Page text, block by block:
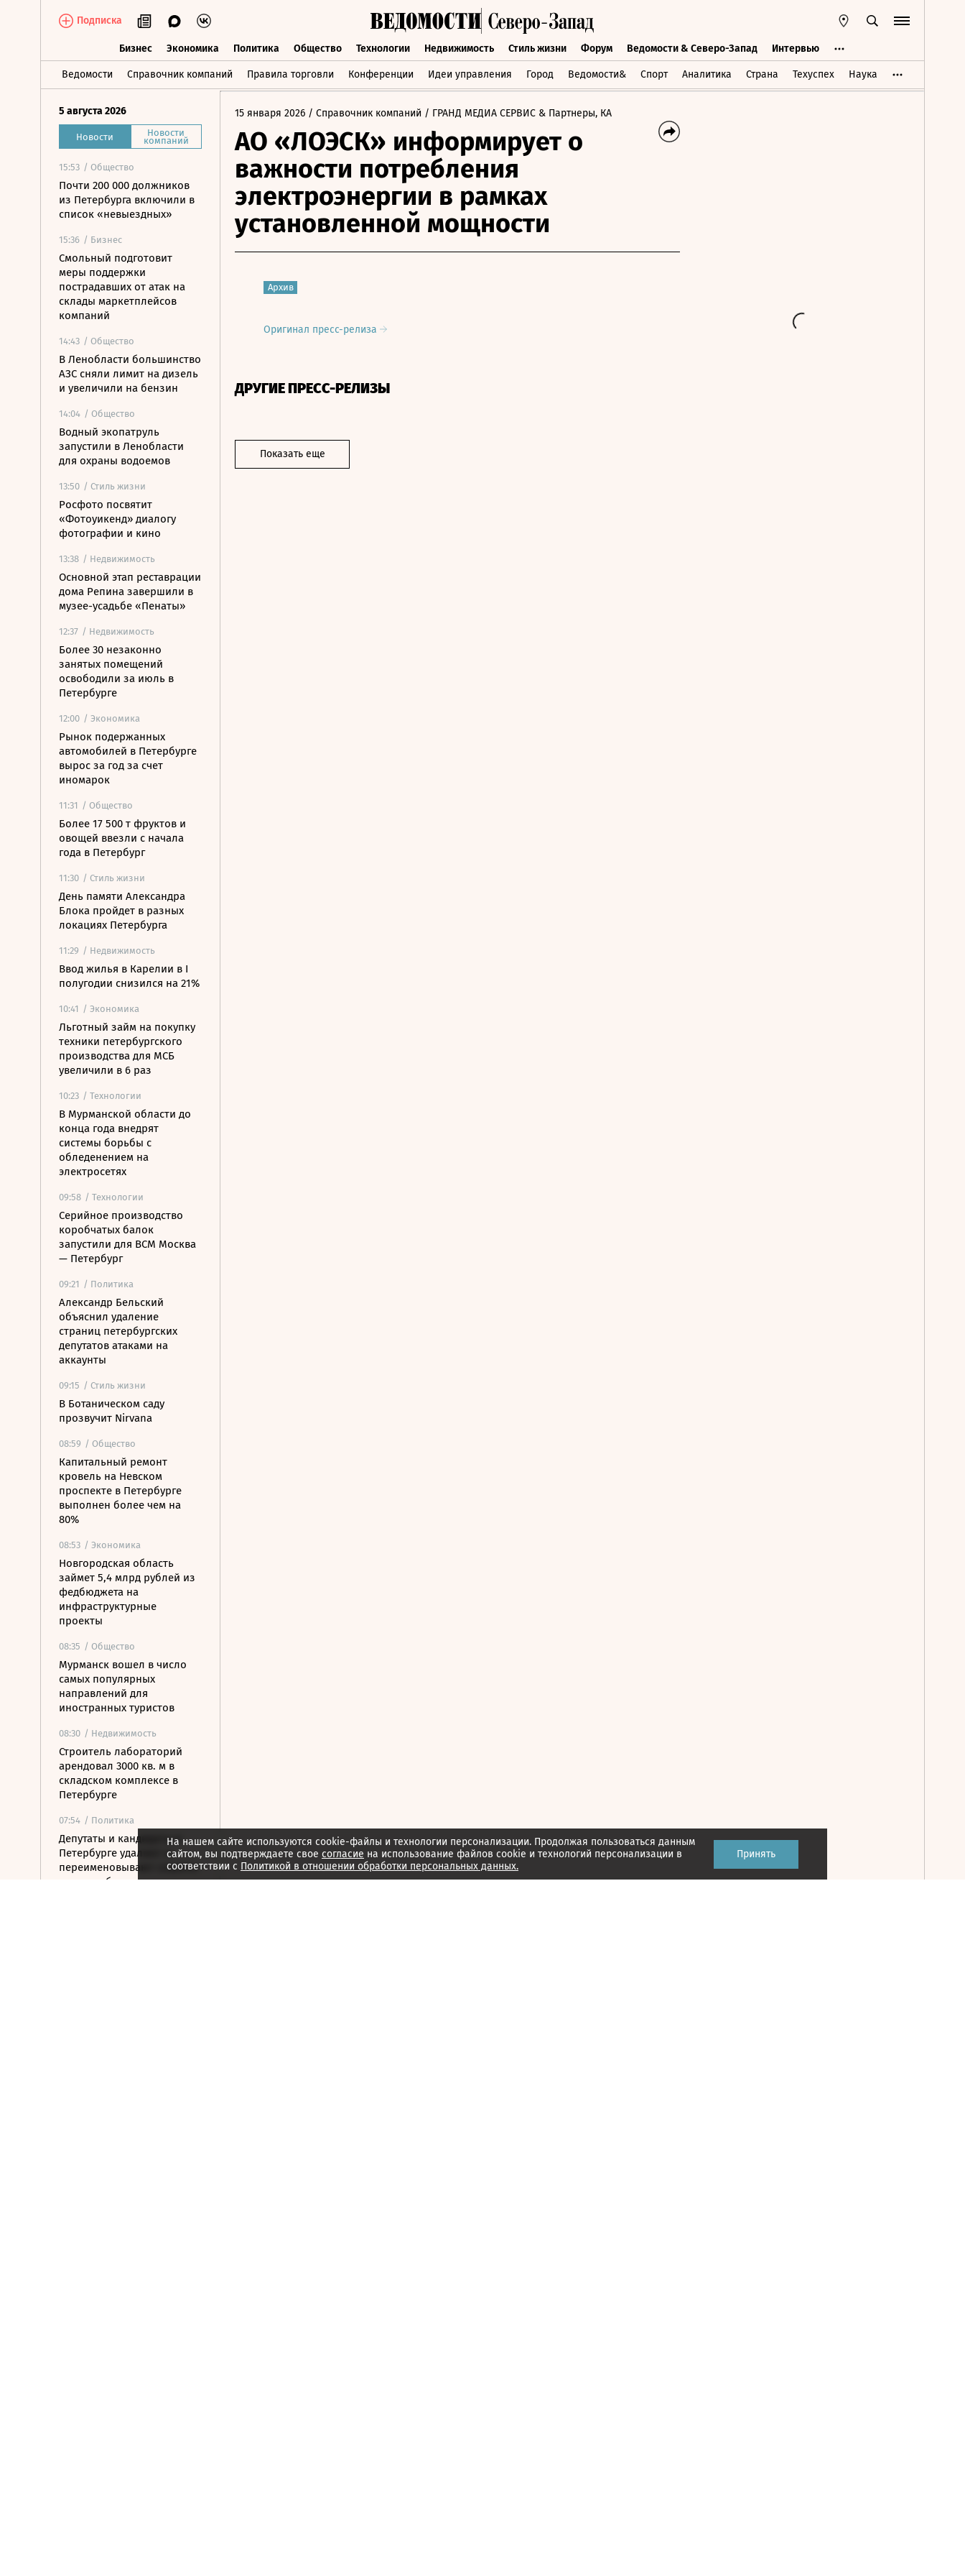
Подписка
Бизнес Экономика Политика Общество Технологии Недвижимость Стиль жизни Форум Ведомости & Северо-Запад Интервью
Ведомости Справочник компаний Правила торговли Конференции Идеи управления Город Ведомости& Спорт Аналитика Страна Техуспех Наука
Бизнес Экономика Политика Общество Технологии Недвижимость Стиль жизни Форум Ведомости & Северо-Запад Интервью
5 августа 2026
Новости Новости
компаний
15:53 / Общество
Почти 200 000 должников
из Петербурга включили в
список «невыездных»
15:36 / Бизнес
Смольный подготовит
меры поддержки
пострадавших от атак на
склады маркетплейсов
компаний
14:43 / Общество
В Ленобласти большинство
АЗС сняли лимит на дизель
и увеличили на бензин
14:04 / Общество
Водный экопатруль
запустили в Ленобласти
для охраны водоемов
13:50 / Стиль жизни
Росфото посвятит
«Фотоуикенд» диалогу
фотографии и кино
13:38 / Недвижимость
Основной этап реставрации
дома Репина завершили в
музее-усадьбе «Пенаты»
12:37 / Недвижимость
Более 30 незаконно
занятых помещений
освободили за июль в
Петербурге
12:00 / Экономика
Рынок подержанных
автомобилей в Петербурге
вырос за год за счет
иномарок
11:31 / Общество
Более 17 500 т фруктов и
овощей ввезли с начала
года в Петербург
11:30 / Стиль жизни
День памяти Александра
Блока пройдет в разных
локациях Петербурга
11:29 / Недвижимость
Ввод жилья в Карелии в I
полугодии снизился на 21%
10:41 / Экономика
Льготный займ на покупку
техники петербургского
производства для МСБ
увеличили в 6 раз
10:23 / Технологии
В Мурманской области до
конца года внедрят
системы борьбы с
обледенением на
электросетях
09:58 / Технологии
Серийное производство
коробчатых балок
запустили для ВСМ Москва
— Петербург
09:21 / Политика
Александр Бельский
объяснил удаление
страниц петербургских
депутатов атаками на
аккаунты
09:15 / Стиль жизни
В Ботаническом саду
прозвучит Nirvana
08:59 / Общество
Капитальный ремонт
кровель на Невском
проспекте в Петербурге
выполнен более чем на
80%
08:53 / Экономика
Новгородская область
займет 5,4 млрд рублей из
федбюджета на
инфраструктурные
проекты
08:35 / Общество
Мурманск вошел в число
самых популярных
направлений для
иностранных туристов
08:30 / Недвижимость
Строитель лабораторий
арендовал 3000 кв. м в
складском комплексе в
Петербурге
07:54 / Политика
Депутаты и кандидаты в
Петербурге удаляют и
переименовывают соцсети
перед выборами
15 января 2026 / Справочник компаний / ГРАНД МЕДИА СЕРВИС & Партнеры, КА
АО «ЛОЭСК» информирует о
важности потребления
электроэнергии в рамках
установленной мощности
Архив
Оригинал пресс-релиза
ДРУГИЕ ПРЕСС-РЕЛИЗЫ
Показать еще
На нашем сайте используются cookie-файлы и технологии персонализации. Продолжая пользоваться данным
сайтом, вы подтверждаете свое согласие на использование файлов cookie и технологий персонализации в
соответствии с Политикой в отношении обработки персональных данных.
Принять